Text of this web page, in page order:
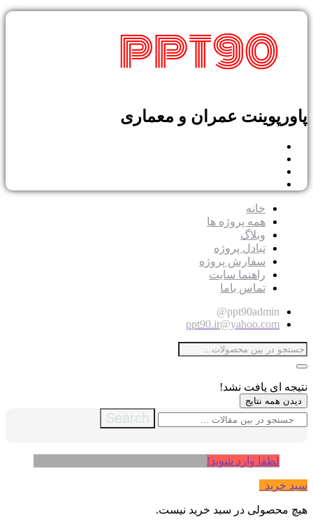
پاورپوینت عمران و معماری
خانه
همه پروژه ها
وبلاگ
تبادل پروژه
سفارش پروژه
راهنما سایت
تماس باما
ppt90admin@
ppt90.ir@yahoo.com
نتیجه ای یافت نشد!
دیدن همه نتایج
Search
لطفا وارد شوید!
سبد خرید
هیچ محصولی در سبد خرید نیست.